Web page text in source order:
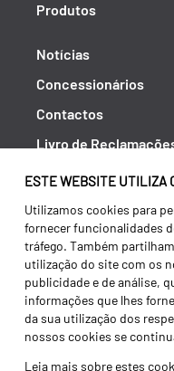
ESTE WEBSITE UTILIZA
Utilizamos cookies para
fornecer funcionalidades
tráfego. Também
utilização do site com os
publicidade e de análise,
informações que lhes
da sua utilização dos
nossos cookies se
Leia mais sobre estes
Produtos
Notícias
Concessionários
Contactos
Livro de
Política de
Canal de Denúncias
Termos e condições